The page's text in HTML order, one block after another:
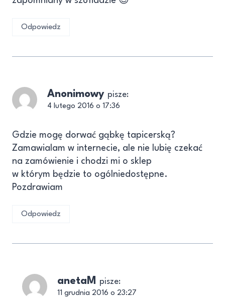
Odpowiedz
Anonimowy pisze:
4 lutego 2016 o 17:36
Gdzie mogę dorwać gąbkę tapicerską?
Zamawialam w internecie, ale nie lubię czekać
na zamówienie i chodzi mi o sklep
w którym będzie to ogólniedostępne.
Pozdrawiam
Odpowiedz
anetaM pisze:
11 grudnia 2016 o 23:27